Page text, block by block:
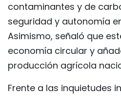
contaminantes y de
seguridad y autonomía
Asimismo, señaló que
economía circular y
producción agrícola
Frente a las inquietudes